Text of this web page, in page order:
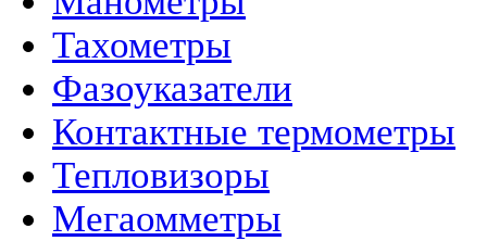
Тахометры
Фазоуказатели
Контактные термометры
Тепловизоры
Мегаомметры